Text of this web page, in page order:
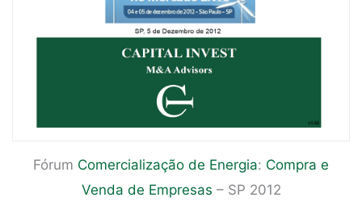
Fórum Comercialização de Energia: Compra e
Venda de Empresas – SP 2012